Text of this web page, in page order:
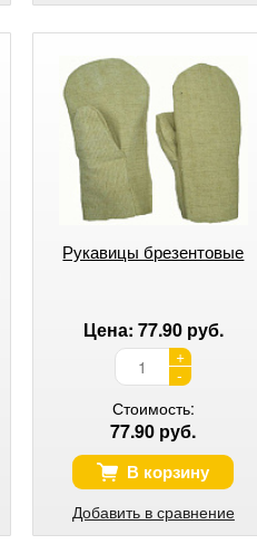
Рукавицы брезентовые
Цена: 77.90 руб.
+
-
Стоимость:
77.90 руб.
В корзину
Добавить в сравнение